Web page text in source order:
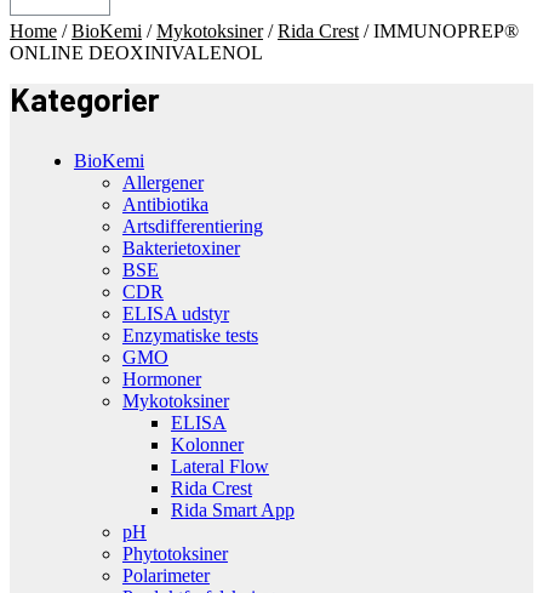
Home /BioKemi /Mykotoksiner/Rida Crest / IMMUNOPREP®
ONLINE DEOXINIVALENOL
Kategorier
BioKemi
Allergener
Antibiotika
Artsdifferentiering
Bakterietoxiner
BSE
CDR
ELISA udstyr
Enzymatiske tests
GMO
Hormoner
Mykotoksiner
ELISA
Kolonner
Lateral Flow
Rida Crest
Rida Smart App
pH
Phytotoksiner
Polarimeter